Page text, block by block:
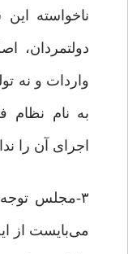
ناخواسته
دولتمردان،
واردات و نه
به نام نظام
اجرای آن را
۳-مجلس توجه
می‌بایست از